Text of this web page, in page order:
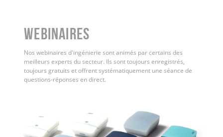
WEBINAIRES
Nos webinaires d'ingénierie sont animés par certains des
meilleurs experts du secteur. Ils sont toujours enregistrés,
toujours gratuits et offrent systématiquement une séance de
questions-réponses en direct.